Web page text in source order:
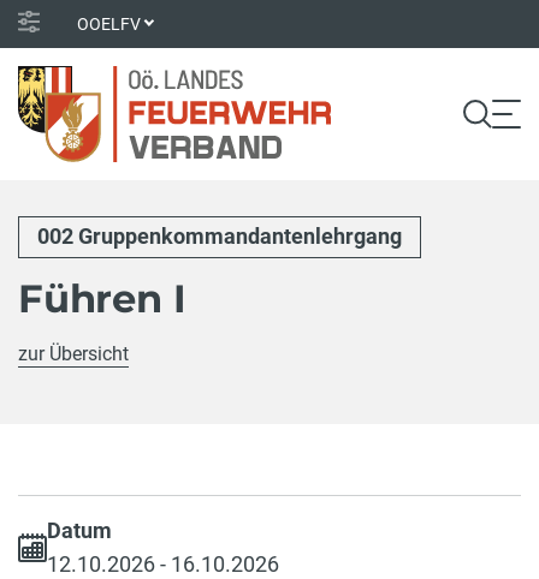
OOELFV
002 Gruppenkommandantenlehrgang
Führen I
zur Übersicht
Datum
12.10.2026 - 16.10.2026